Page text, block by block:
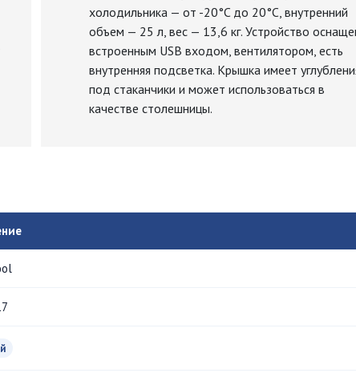
холодильника — от -20°C до 20°C, внутренний
объем — 25 л, вес — 13,6 кг. Устройство
встроенным USB входом, вентилятором, есть
внутренняя подсветка. Крышка имеет
под стаканчики и может использоваться в
качестве столешницы.